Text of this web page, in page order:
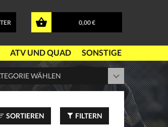
0,00 €
ATV UND QUAD SONSTIGE
SORTIEREN FILTERN